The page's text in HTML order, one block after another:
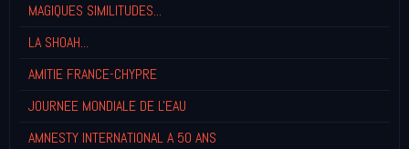
MAGIQUES SIMILITUDES...
LA SHOAH...
AMITIE FRANCE-CHYPRE
JOURNEE MONDIALE DE L'EAU
AMNESTY INTERNATIONAL A 50 ANS